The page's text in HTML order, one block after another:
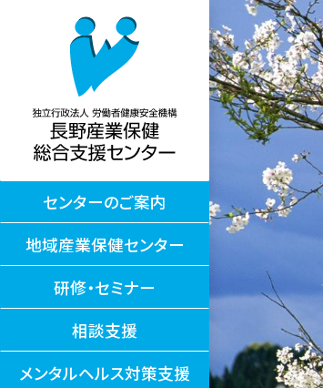
センターのご案内
地域産業保健センター
研修・セミナー
相談支援
メンタルヘルス対策支援